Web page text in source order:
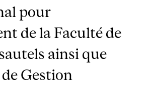
pour
de la Faculté de
ainsi que
Gestion